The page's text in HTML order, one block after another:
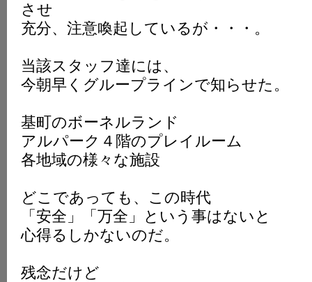
させ
充分、注意喚起しているが・・・。
当該スタッフ達には、
今朝早くグループラインで知らせた。
基町のボーネルランド
アルパーク４階のプレイルーム
各地域の様々な施設
どこであっても、この時代
「安全」「万全」という事はないと
心得るしかないのだ。
残念だけど